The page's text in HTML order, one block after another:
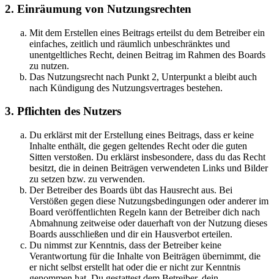
2. Einräumung von Nutzungsrechten
Mit dem Erstellen eines Beitrags erteilst du dem Betreiber ein
einfaches, zeitlich und räumlich unbeschränktes und
unentgeltliches Recht, deinen Beitrag im Rahmen des Boards
zu nutzen.
Das Nutzungsrecht nach Punkt 2, Unterpunkt a bleibt auch
nach Kündigung des Nutzungsvertrages bestehen.
3. Pflichten des Nutzers
Du erklärst mit der Erstellung eines Beitrags, dass er keine
Inhalte enthält, die gegen geltendes Recht oder die guten
Sitten verstoßen. Du erklärst insbesondere, dass du das Recht
besitzt, die in deinen Beiträgen verwendeten Links und Bilder
zu setzen bzw. zu verwenden.
Der Betreiber des Boards übt das Hausrecht aus. Bei
Verstößen gegen diese Nutzungsbedingungen oder anderer im
Board veröffentlichten Regeln kann der Betreiber dich nach
Abmahnung zeitweise oder dauerhaft von der Nutzung dieses
Boards ausschließen und dir ein Hausverbot erteilen.
Du nimmst zur Kenntnis, dass der Betreiber keine
Verantwortung für die Inhalte von Beiträgen übernimmt, die
er nicht selbst erstellt hat oder die er nicht zur Kenntnis